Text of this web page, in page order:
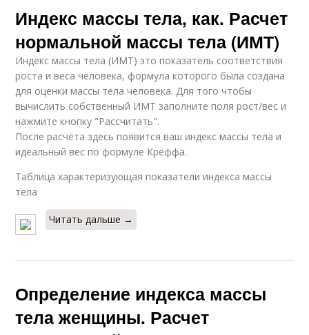
Индекс массы тела, как. Расчет
нормальной массы тела (ИМТ)
Индекс массы тела (ИМТ) это показатель соответствия
роста и веса человека, формула которого была создана
для оценки массы тела человека. Для того чтобы
вычислить собственный ИМТ заполните поля рост/вес и
нажмите кнопку "Рассчитать".
После расчёта здесь появится ваш индекс массы тела и
идеальный вес по формуле Креффа.
Таблица характеризующая показатели индекса массы
тела
Читать дальше →
Определение индекса массы
тела женщины. Расчет